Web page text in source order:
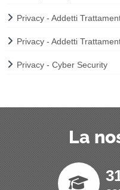
Privacy - Addetti
Privacy - Addetti
Privacy - Cyber Security
La